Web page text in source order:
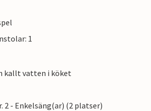
1
kallt vatten i köket
2 - Enkelsäng(ar) (2 platser)